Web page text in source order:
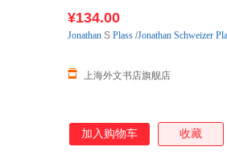
¥134.00
上海外文书店旗舰店
Jonathan S Plass /Jonathan Schweizer
加入购物车 收藏